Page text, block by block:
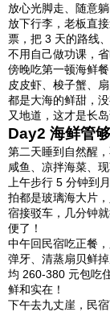
放心光脚走、随意
放下行李，老板直
票，把 3 天的路线
不用自己做功课，
傍晚吃第一顿海鲜
皮皮虾、梭子蟹、
都是大海的鲜甜，
又地道，这才是长
Day2 海鲜管
第二天睡到自然醒
咸鱼、凉拌海菜、
上午步行 5 分钟到
拍都是玻璃海大片
宿接驳车，几分钟
便了！
中午回民宿吃正餐
弹牙、清蒸扇贝鲜
均 260-380 元包吃
鲜和实在！
下午去九丈崖，民